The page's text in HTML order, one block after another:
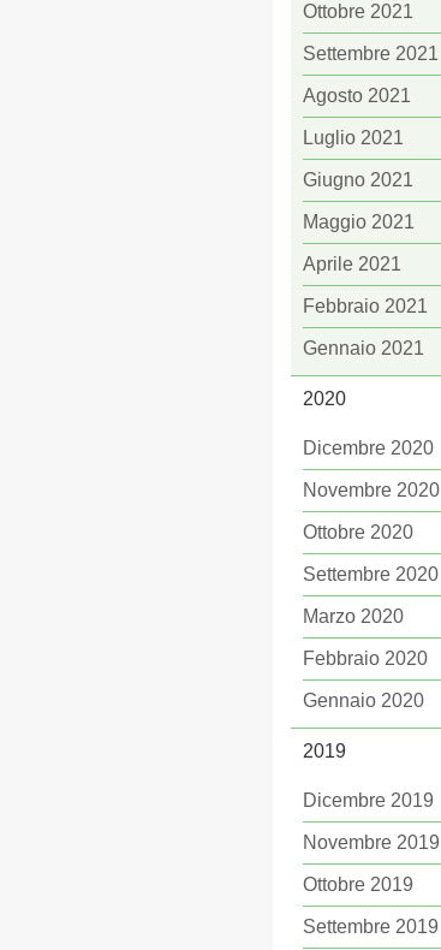
Ottobre 2021
Settembre 2021
Agosto 2021
Luglio 2021
Giugno 2021
Maggio 2021
Aprile 2021
Febbraio 2021
Gennaio 2021
2020
Dicembre 2020
Novembre 2020
Ottobre 2020
Settembre 2020
Marzo 2020
Febbraio 2020
Gennaio 2020
2019
Dicembre 2019
Novembre 2019
Ottobre 2019
Settembre 2019